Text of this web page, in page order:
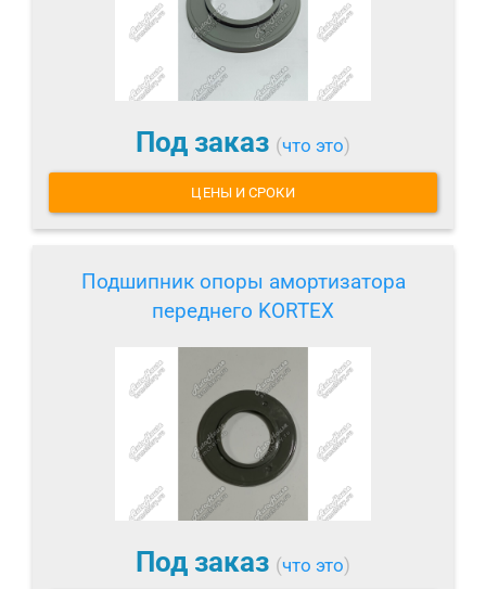
Под заказ (что это)
ЦЕНЫ И СРОКИ
Подшипник опоры амортизатора
переднего KORTEX
Под заказ (что это)